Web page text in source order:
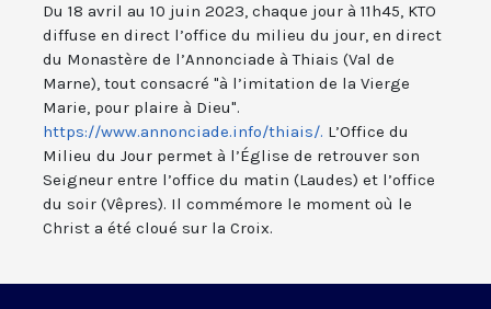
Du 18 avril au 10 juin 2023, chaque jour à 11h45, KTO
diffuse en direct l’office du milieu du jour, en direct
du Monastère de l’Annonciade à Thiais (Val de
Marne), tout consacré "à l’imitation de la Vierge
Marie, pour plaire à Dieu".
https://www.annonciade.info/thiais/. L’Office du
Milieu du Jour permet à l’Église de retrouver son
Seigneur entre l’office du matin (Laudes) et l’office
du soir (Vêpres). Il commémore le moment où le
Christ a été cloué sur la Croix.